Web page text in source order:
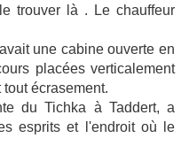
trouver là . Le chauffeur
une cabine ouverte en
placées verticalement
écrasement.
du Tichka à Taddert, a
esprits et l'endroit où le